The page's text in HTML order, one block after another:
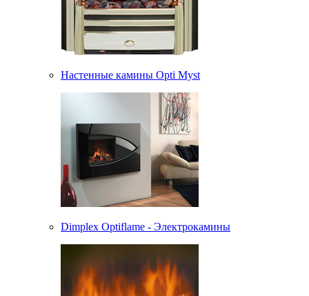
Настенные камины Opti Myst
Dimplex Optiflame - Электрокамины